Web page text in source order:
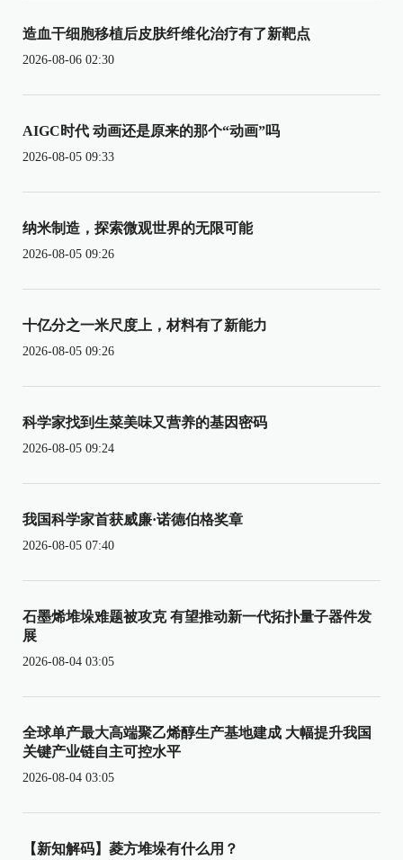
造血干细胞移植后皮肤纤维化治疗有了新靶点
2026-08-06 02:30
AIGC时代 动画还是原来的那个“动画”吗
2026-08-05 09:33
纳米制造，探索微观世界的无限可能
2026-08-05 09:26
十亿分之一米尺度上，材料有了新能力
2026-08-05 09:26
科学家找到生菜美味又营养的基因密码
2026-08-05 09:24
我国科学家首获威廉·诺德伯格奖章
2026-08-05 07:40
石墨烯堆垛难题被攻克 有望推动新一代拓扑量子器件发
展
2026-08-04 03:05
全球单产最大高端聚乙烯醇生产基地建成 大幅提升我国
关键产业链自主可控水平
2026-08-04 03:05
【新知解码】菱方堆垛有什么用？